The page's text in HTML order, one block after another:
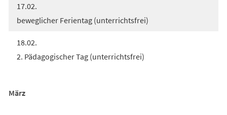
17.02.
beweglicher Ferientag (unterrichtsfrei)
18.02.
2. Pädagogischer Tag (unterrichtsfrei)
März